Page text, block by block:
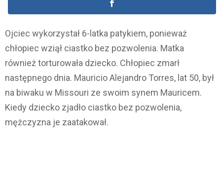
Ojciec wykorzystał 6-latka patykiem, ponieważ
chłopiec wziął ciastko bez pozwolenia. Matka
również torturowała dziecko. Chłopiec zmarł
następnego dnia. Mauricio Alejandro Torres, lat 50, był
na biwaku w Missouri ze swoim synem Mauricem.
Kiedy dziecko zjadło ciastko bez pozwolenia,
mężczyzna je zaatakował.